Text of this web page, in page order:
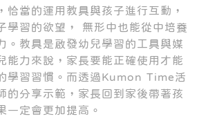
恰當的運用教具與孩子進行互動，
學習的欲望， 無形中也能從中培養
。教具是啟發幼兒學習的工具與媒
能力來說，家長要能正確使用才能
學習習慣。而透過Kumon Time活
的分享示範，家長回到家後帶著孩
一定會更加提高。